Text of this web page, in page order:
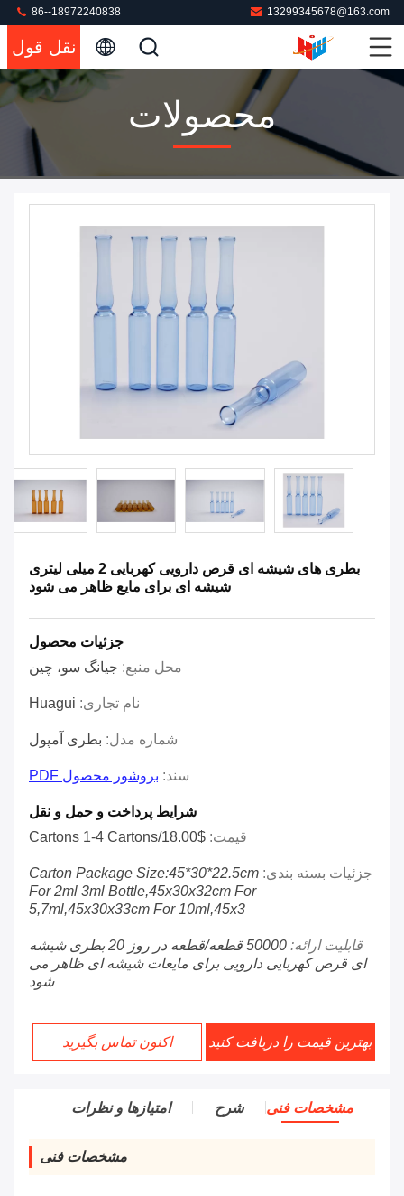
13299345678@163.com
86--18972240838
نقل قول
محصولات
بطری های شیشه ای قرص دارویی کهربایی 2 میلی لیتری
شیشه ای برای مایع ظاهر می شود
جزئیات محصول
محل منبع: جیانگ سو، چین
نام تجاری: Huagui
شماره مدل: بطری آمپول
سند: بروشور محصول PDF
شرایط پرداخت و حمل و نقل
قیمت: $18.00/cartons 1-4 Cartons
جزئیات بسته بندی: Carton Package Size:45*30*22.5cm
For 2ml 3ml Bottle,45x30x32cm For
5,7ml,45x30x33cm For 10ml,45x3
قابلیت ارائه:
50000 قطعه/قطعه در روز 20 بطری شیشه
ای قرص کهربایی دارویی برای مایعات شیشه ای ظاهر می
شود
بهترین قیمت را دریافت کنید اکنون تماس بگیرید
مشخصات فنی شرح امتیازها و نظرات
مشخصات فنی